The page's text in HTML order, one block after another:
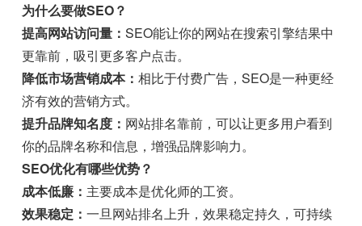
为什么要做SEO？
提高网站访问量：SEO能让你的网站在搜索引擎结果中
更靠前，吸引更多客户点击。
降低市场营销成本：相比于付费广告，SEO是一种更经
济有效的营销方式。
提升品牌知名度： 网站排名靠前，可以让更多用户看到
你的品牌名称和信息，增强品牌影响力。
SEO优化有哪些优势？
成本低廉： 主要成本是优化师的工资。
效果稳定：一旦网站排名上升，效果稳定持久，可持续